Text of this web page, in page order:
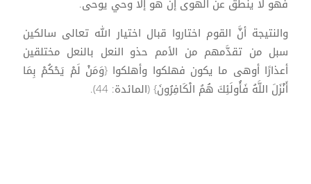
والنتيجة أنَّ القوم اختاروا قبال اختيار الله تعالى سالكين
سبل من تقدَّمهم من الأمم حذو النعل بالنعل مختلقين
أعذارًا أوهى ما يكون فهلكوا وأهلكوا {وَمَنْ لَمْ يَحْكُمْ بِمَا
أَنْزَلَ اللَّهُ فَأُولَئِكَ هُمُ الْكَافِرُونَ} (المائدة: 44).